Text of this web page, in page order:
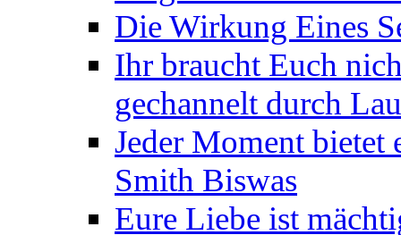
Die Wirkung Eines
Ihr braucht Euch
gechannelt durch
Jeder Moment bietet
Smith Biswas
Eure Liebe ist